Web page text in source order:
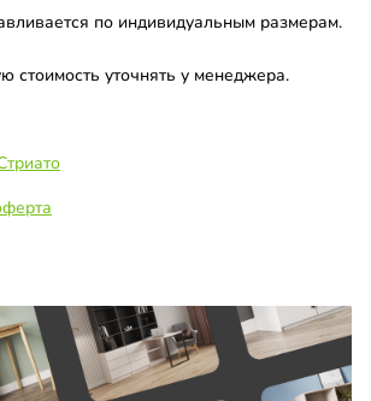
по индивидуальным размерам.
стоимость уточнять у менеджера.